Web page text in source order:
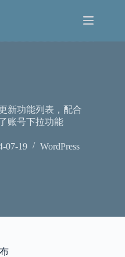
新功能列表，配合
账号下拉功能
07-19 WordPress